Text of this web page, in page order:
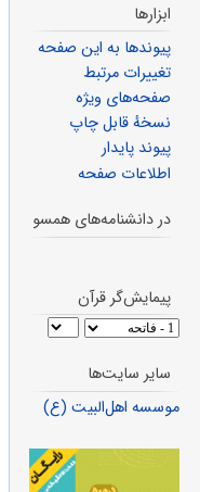
ابزارها
پیوندها به این صفحه
تغییرات مرتبط
صفحه‌های ویژه
نسخهٔ قابل چاپ
پیوند پایدار
اطلاعات صفحه
در دانشنامه‌های همسو
پیمایش‌گر قرآن
سایر سایت‌ها
موسسه اهل‌البیت (ع)